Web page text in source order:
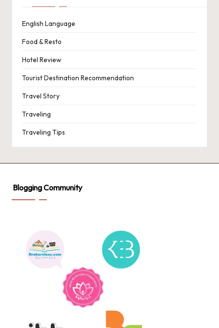
English Language
Food & Resto
Hotel Review
Tourist Destination Recommendation
Travel Story
Traveling
Traveling Tips
Blogging Community